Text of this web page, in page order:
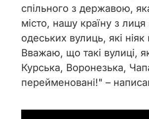
спільного з державою,
місто, нашу країну з
одеських вулиць, які
Вважаю, що такі вулиці,
Курська, Воронезька,
перейменовані!" –